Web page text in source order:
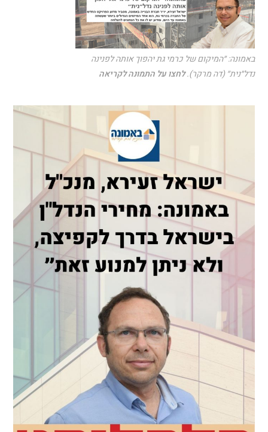
באמונה: ״המיקום של כרמי גת יהפוך אותה לפנינה
נדל״נית״ (דה מרקר).לחצו על התמונה לקריאה